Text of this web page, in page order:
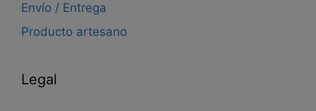
Envío / Entrega
Producto artesano
Legal